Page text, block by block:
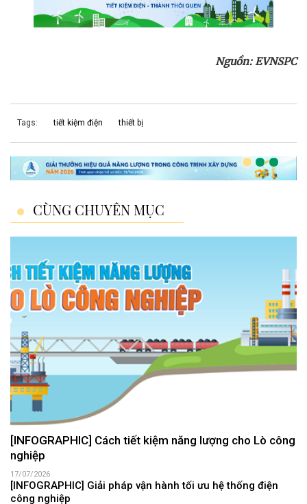
Nguồn: EVNSPC
Tags: tiết kiệm điện thiết bị
CÙNG CHUYÊN MỤC
[INFOGRAPHIC] Cách tiết kiệm năng lượng cho Lò công
nghiệp
17/07/2026
[INFOGRAPHIC] Giải pháp vận hành tối ưu hệ thống điện
công nghiệp